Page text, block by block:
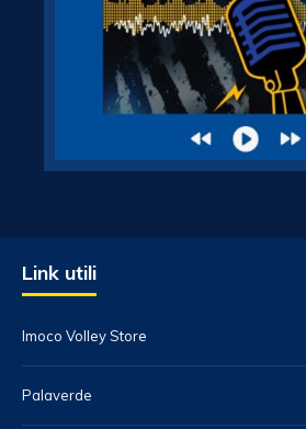
Link utili
Imoco Volley Store
Palaverde